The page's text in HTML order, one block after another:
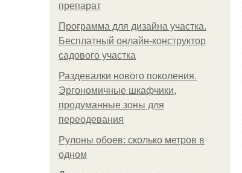
препарат
Программа для дизайна участка.
Бесплатный онлайн-конструктор
садового участка
Раздевалки нового поколения.
Эргономичные шкафчики,
продуманные зоны для
переодевания
Рулоны обоев: сколько метров в
одном